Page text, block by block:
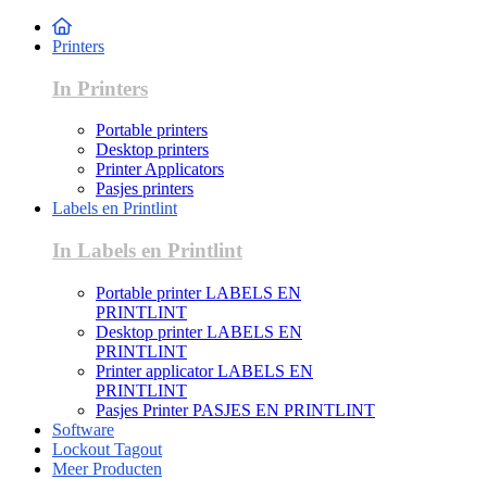
Printers
In Printers
Portable printers
Desktop printers
Printer Applicators
Pasjes printers
Labels en Printlint
In Labels en Printlint
Portable printer LABELS EN
PRINTLINT
Desktop printer LABELS EN
PRINTLINT
Printer applicator LABELS EN
PRINTLINT
Pasjes Printer PASJES EN PRINTLINT
Software
Lockout Tagout
Meer Producten